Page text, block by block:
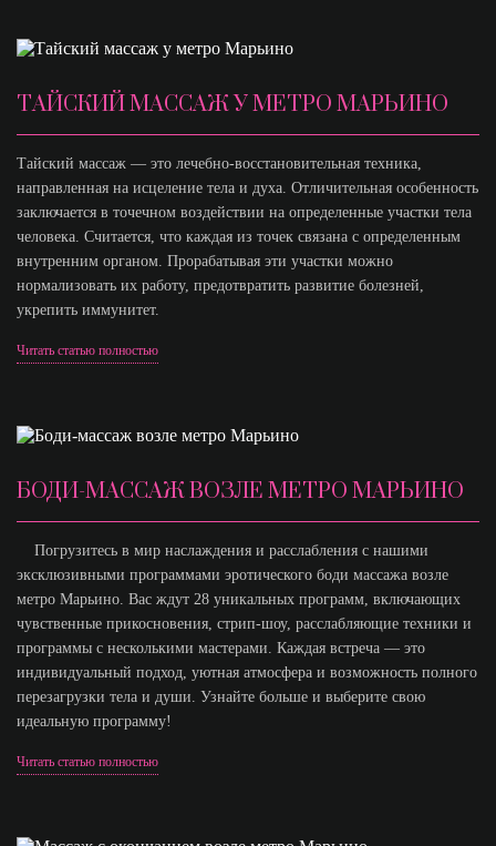
ТАЙСКИЙ МАССАЖ У МЕТРО МАРЬИНО
Тайский массаж — это лечебно-восстановительная техника,
направленная на исцеление тела и духа. Отличительная особенность
заключается в точечном воздействии на определенные участки тела
человека. Считается, что каждая из точек связана с определенным
внутренним органом. Прорабатывая эти участки можно
нормализовать их работу, предотвратить развитие болезней,
укрепить иммунитет.
Читать статью полностью
БОДИ-МАССАЖ ВОЗЛЕ МЕТРО МАРЬИНО
Погрузитесь в мир наслаждения и расслабления с нашими
эксклюзивными программами эротического боди массажа возле
метро Марьино. Вас ждут 28 уникальных программ, включающих
чувственные прикосновения, стрип-шоу, расслабляющие техники и
программы с несколькими мастерами. Каждая встреча — это
индивидуальный подход, уютная атмосфера и возможность полного
перезагрузки тела и души. Узнайте больше и выберите свою
идеальную программу!
Читать статью полностью